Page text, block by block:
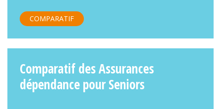
COMPARATIF
Comparatif des Assurances
dépendance pour Seniors